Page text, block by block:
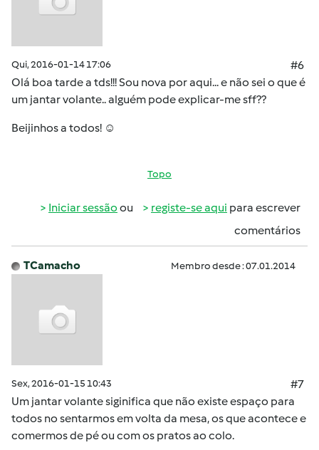
Qui, 2016-01-14 17:06
#6
Olá boa tarde a tds!!! Sou nova por aqui... e não sei o que é
um jantar volante.. alguém pode explicar-me sff??
Beijinhos a todos! ☺
Topo
Iniciar sessão ou registe-se aqui para escrever
comentários
TCamacho Membro desde : 07.01.2014
Sex, 2016-01-15 10:43
#7
Um jantar volante siginifica que não existe espaço para
todos no sentarmos em volta da mesa, os que acontece e
comermos de pé ou com os pratos ao colo.